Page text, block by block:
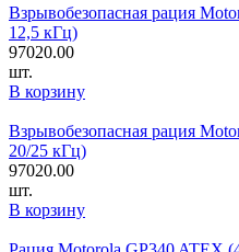
Взрывобезопасная рация
12,5 кГц)
97020.00
шт.
В корзину
Взрывобезопасная рация
20/25 кГц)
97020.00
шт.
В корзину